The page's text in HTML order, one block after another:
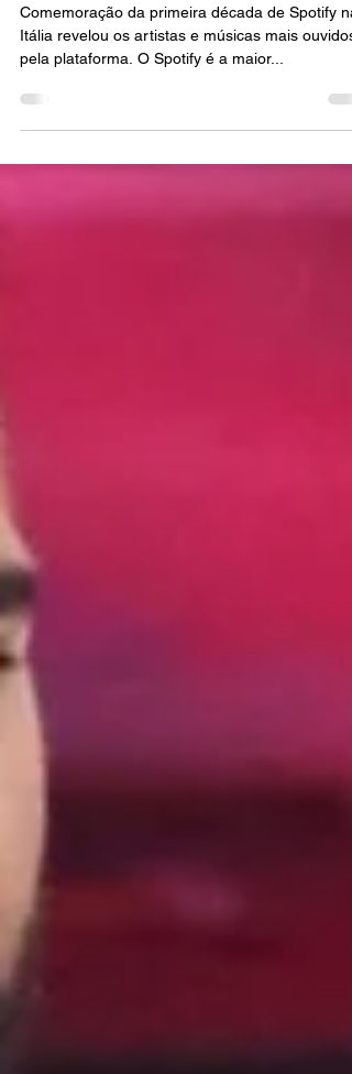
artistas mais ouvidos.
Comemoração da primeira década de Spotify na
pela plataforma. O Spotify é a maior...